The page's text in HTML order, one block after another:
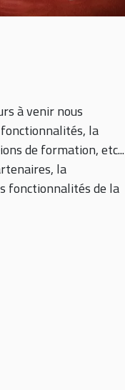
à venir nous
la
de formation, etc...
la
fonctionnalités de la